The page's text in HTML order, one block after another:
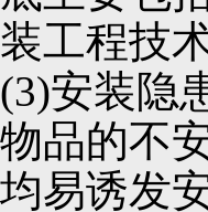
装工程技
(3)安装隐
物品的不
均易诱发